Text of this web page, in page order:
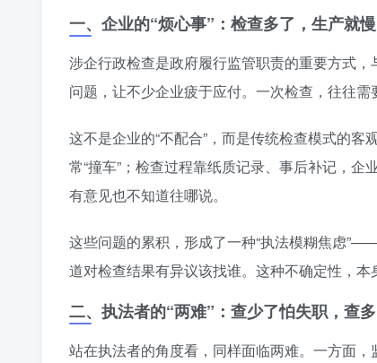
一、企业的“烦心事”：检查多了，生产就
涉企行政检查是政府履行监管职责的重要方式
问题，让不少企业疲于应付。一次检查，往往
这不是企业的“不配合”，而是传统检查模式的
常“撞车”；检查过程靠纸质记录、事后补记，
有意见也不知道往哪说。
这些问题的累积，形成了一种“执法模糊焦虑
道对检查结果有异议该找谁。这种不确定性，本
二、执法者的“两难”：查少了怕失职，查
站在执法者的角度看，同样面临两难。一方面